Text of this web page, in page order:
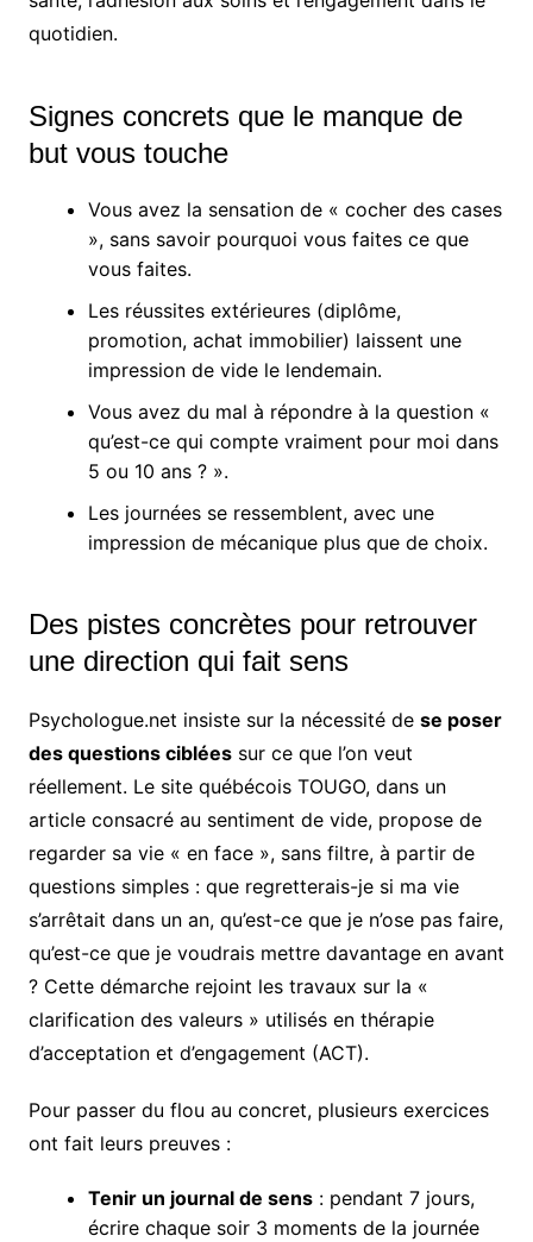
quotidien.
Signes concrets que le manque de
but vous touche
Vous avez la sensation de « cocher des cases
», sans savoir pourquoi vous faites ce que
vous faites.
Les réussites extérieures (diplôme,
promotion, achat immobilier) laissent une
impression de vide le lendemain.
Vous avez du mal à répondre à la question «
qu’est-ce qui compte vraiment pour moi dans
5 ou 10 ans ? ».
Les journées se ressemblent, avec une
impression de mécanique plus que de choix.
Des pistes concrètes pour retrouver
une direction qui fait sens
Psychologue.net insiste sur la nécessité de se poser
des questions cibléessur ce que l’on veut
réellement. Le site québécois TOUGO, dans un
article consacré au sentiment de vide, propose de
regarder sa vie « en face », sans filtre, à partir de
questions simples : que regretterais-je si ma vie
s’arrêtait dans un an, qu’est-ce que je n’ose pas faire,
qu’est-ce que je voudrais mettre davantage en avant
? Cette démarche rejoint les travaux sur la «
clarification des valeurs » utilisés en thérapie
d’acceptation et d’engagement (ACT).
Pour passer du flou au concret, plusieurs exercices
ont fait leurs preuves :
Tenir un journal de sens: pendant 7 jours,
écrire chaque soir 3 moments de la journée